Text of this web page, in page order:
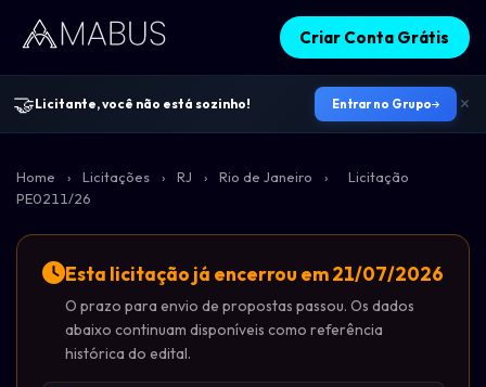
Criar Conta Grátis
🤝Licitante, você não está sozinho! Entrar no Grupo
Home › Licitações › RJ › Rio de Janeiro ›
Licitação
PE0211/26
Esta licitação já encerrou em 21/07/2026
O prazo para envio de propostas passou. Os dados
abaixo continuam disponíveis como referência
histórica do edital.